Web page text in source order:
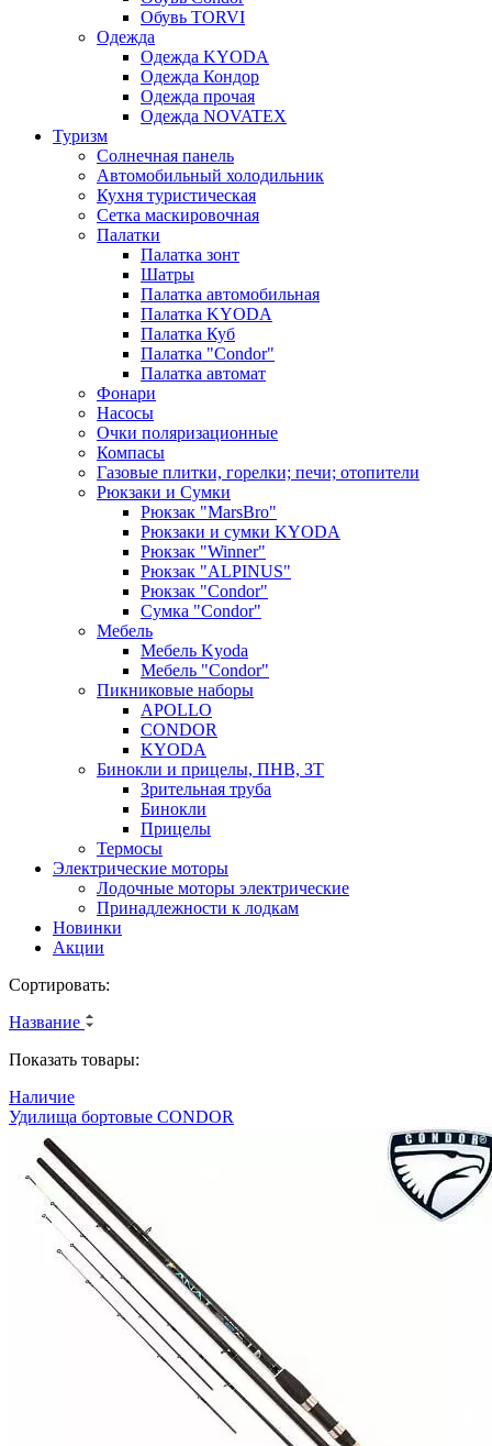
Обувь TORVI
Одежда
Одежда KYODA
Одежда Кондор
Одежда прочая
Одежда NOVATEX
Туризм
Солнечная панель
Автомобильный холодильник
Кухня туристическая
Сетка маскировочная
Палатки
Палатка зонт
Шатры
Палатка автомобильная
Палатка KYODA
Палатка Куб
Палатка "Condor"
Палатка автомат
Фонари
Насосы
Очки поляризационные
Компасы
Газовые плитки, горелки; печи; отопители
Рюкзаки и Сумки
Рюкзак "MarsBro"
Рюкзаки и сумки KYODA
Рюкзак "Winner"
Рюкзак "ALPINUS"
Рюкзак "Condor"
Сумка "Condor"
Мебель
Мебель Kyoda
Мебель "Condor"
Пикниковые наборы
APOLLO
CONDOR
KYODA
Бинокли и прицелы, ПНВ, ЗТ
Зрительная труба
Бинокли
Прицелы
Термосы
Электрические моторы
Лодочные моторы электрические
Принадлежности к лодкам
Новинки
Акции
Сортировать:
Название
Показать товары:
Наличие
Удилища бортовые CONDOR